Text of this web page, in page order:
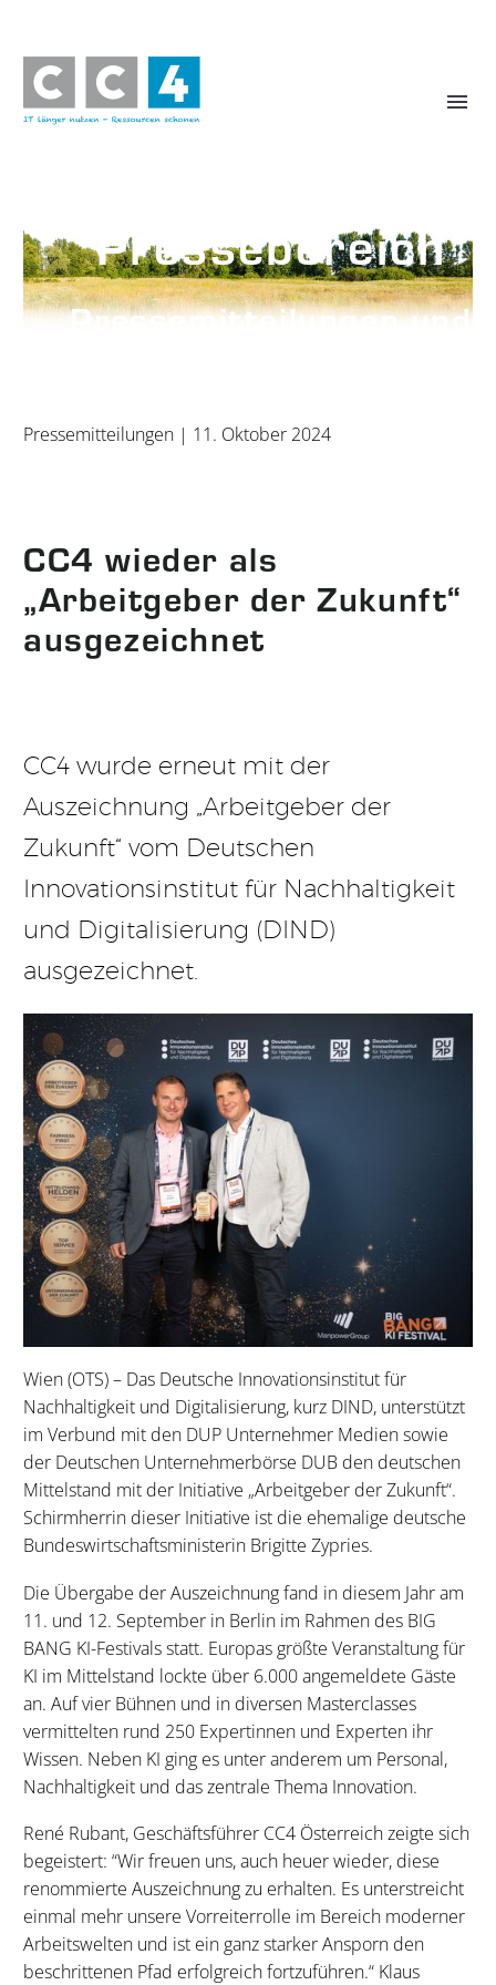
Pressebereich
Pressemitteilungen und
Pressemitteilungen | 11. Oktober 2024
CC4 wieder als
„Arbeitgeber der Zukunft“
ausgezeichnet
CC4 wurde erneut mit der
Auszeichnung „Arbeitgeber der
Zukunft“ vom Deutschen
Innovationsinstitut für Nachhaltigkeit
und Digitalisierung (DIND)
ausgezeichnet.
Wien (OTS) – Das Deutsche Innovationsinstitut für
Nachhaltigkeit und Digitalisierung, kurz DIND, unterstützt
im Verbund mit den DUP Unternehmer Medien sowie
der Deutschen Unternehmerbörse DUB den deutschen
Mittelstand mit der Initiative „Arbeitgeber der Zukunft“.
Schirmherrin dieser Initiative ist die ehemalige deutsche
Bundeswirtschaftsministerin Brigitte Zypries.
Die Übergabe der Auszeichnung fand in diesem Jahr am
11. und 12. September in Berlin im Rahmen des BIG
BANG KI-Festivals statt. Europas größte Veranstaltung für
KI im Mittelstand lockte über 6.000 angemeldete Gäste
an. Auf vier Bühnen und in diversen Masterclasses
vermittelten rund 250 Expertinnen und Experten ihr
Wissen. Neben KI ging es unter anderem um Personal,
Nachhaltigkeit und das zentrale Thema Innovation.
René Rubant, Geschäftsführer CC4 Österreich zeigte sich
begeistert: “Wir freuen uns, auch heuer wieder, diese
renommierte Auszeichnung zu erhalten. Es unterstreicht
einmal mehr unsere Vorreiterrolle im Bereich moderner
Arbeitswelten und ist ein ganz starker Ansporn den
beschrittenen Pfad erfolgreich fortzuführen.“ Klaus